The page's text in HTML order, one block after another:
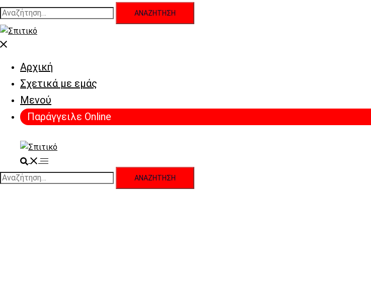
Αναζήτηση
για:
Close
Αρχική
Σχετικά με εμάς
Μενού
Παράγγειλε Online
SearchToggle
menu
Αναζήτηση